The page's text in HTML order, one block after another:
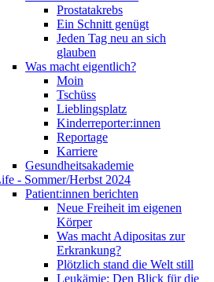
Prostatakrebs
Ein Schnitt genügt
Jeden Tag neu an sich
glauben
Was macht eigentlich?
Moin
Tschüss
Lieblingsplatz
Kinderreporter:innen
Reportage
Karriere
Gesundheitsakademie
- Sommer/Herbst 2024
Patient:innen berichten
Neue Freiheit im eigenen
Körper
Was macht Adipositas zur
Erkrankung?
Plötzlich stand die Welt still
Leukämie: Den Blick für die